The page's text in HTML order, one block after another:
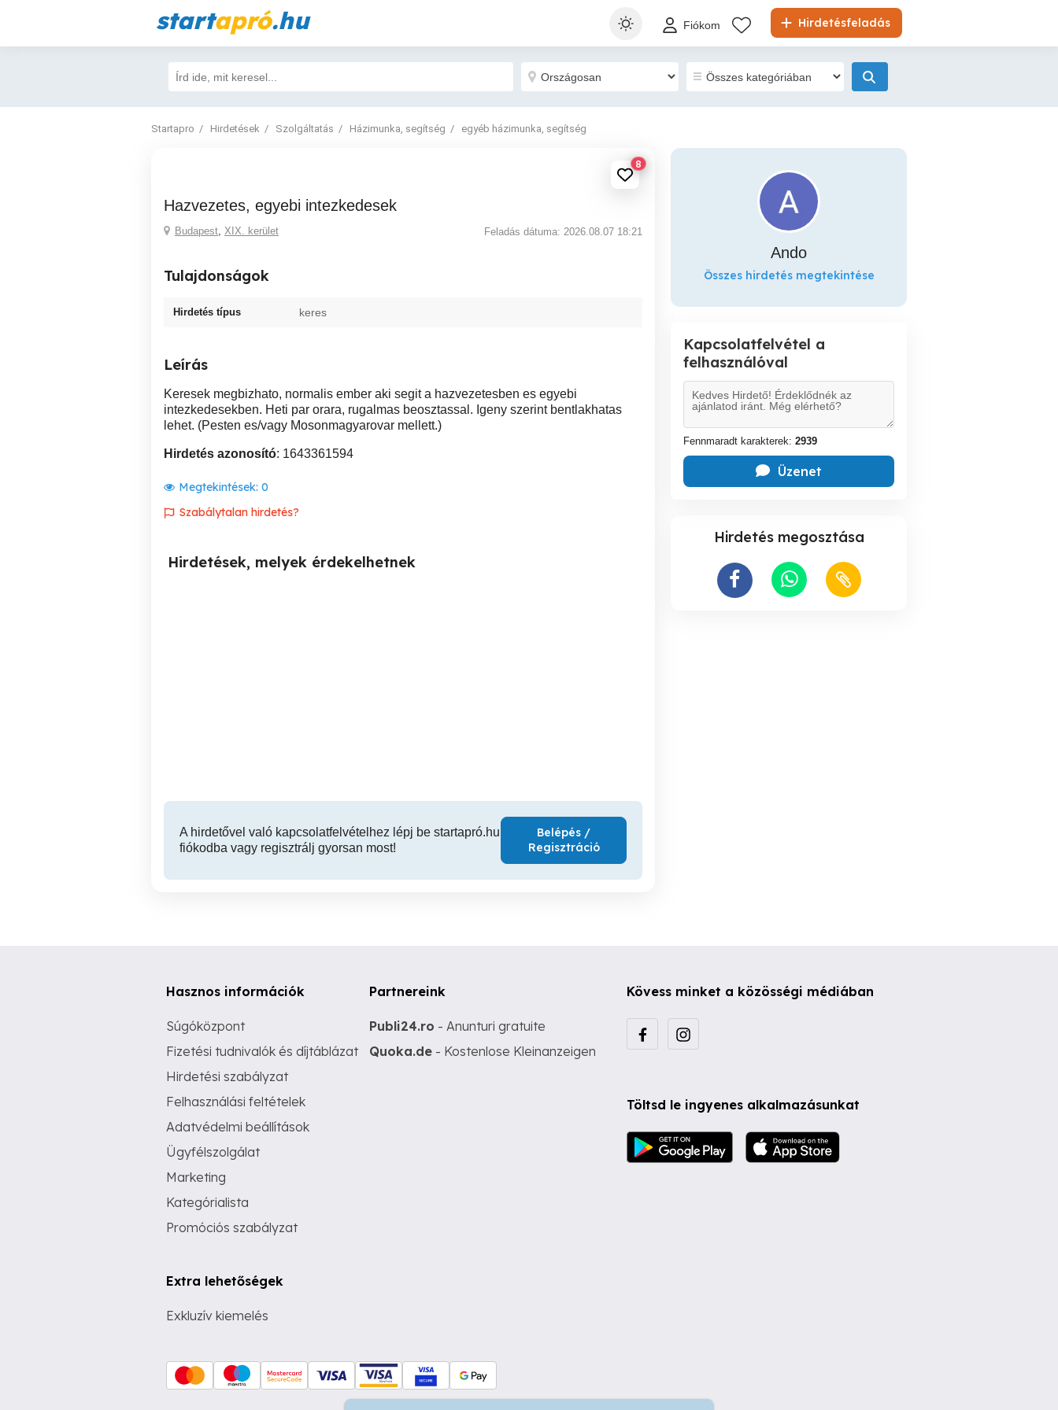
startapró.hu Hirdetésfeladás
Fiókom
Startapro Hirdetések Szolgáltatás Házimunka, segítség egyéb házimunka, segítség
8
hazvezetes, egyebi intezkedesek
Budapest, XIX. kerület Feladás dátuma: 2026.08.07 18:21
Tulajdonságok
Hirdetés típus keres
Leírás
Keresek megbizhato, normalis ember aki segit a hazvezetesben es egyebi
intezkedesekben. Heti par orara, rugalmas beosztassal. Igeny szerint bentlakhatas
lehet. (Pesten es/vagy Mosonmagyarovar mellett.)
Hirdetés azonosító: 1643361594
Megtekintések: 0
Szabálytalan hirdetés?
Hirdetések, melyek érdekelhetnek
A hirdetővel való kapcsolatfelvételhez lépj be startapró.hu
fiókodba vagy regisztrálj gyorsan most!
Belépés /
Regisztráció
Ando
Összes hirdetés megtekintése
Kapcsolatfelvétel a
felhasználóval
Fennmaradt karakterek: 2939
Üzenet
Hirdetés megosztása
Hasznos információk
Súgóközpont
Fizetési tudnivalók és díjtáblázat
Hirdetési szabályzat
Felhasználási feltételek
Adatvédelmi beállítások
Ügyfélszolgálat
Marketing
Kategórialista
Promóciós szabályzat
Extra lehetőségek
Exkluzív kiemelés
Partnereink
Publi24.ro - Anunturi gratuite
Quoka.de - Kostenlose Kleinanzeigen
Kövess minket a közösségi médiában
Töltsd le ingyenes alkalmazásunkat